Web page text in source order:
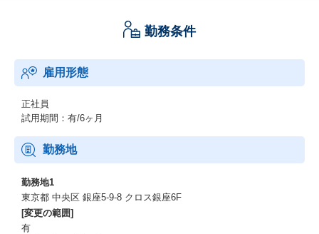
勤務条件
雇用形態
正社員
試用期間：有/6ヶ月
勤務地
勤務地1
東京都 中央区 銀座5-9-8 クロス銀座6F
[変更の範囲]
有